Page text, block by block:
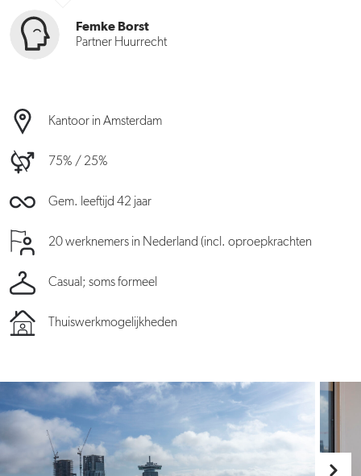
Femke Borst
Partner Huurrecht
Kantoor in Amsterdam
75% / 25%
Gem. leeftijd 42 jaar
20 werknemers in Nederland (incl. oproepkrachten
Casual; soms formeel
Thuiswerkmogelijkheden